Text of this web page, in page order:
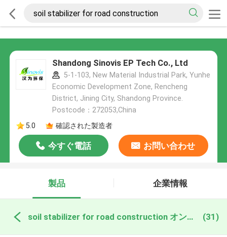
Shandong Sinovis EP Tech Co., Ltd
5-1-103, New Material Industrial Park, Yunhe
Economic Development Zone, Rencheng
District, Jining City, Shandong Province.
Postcode：272053,China
5.0
確認された製造者
今すぐ電話 お問い合わせ
製品 企業情報
soil stabilizer for road construction オンライン製造 (31)